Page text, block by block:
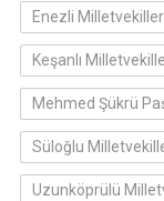
Enezli
Keşanlı
Mehmed Şükrü
Süloğlu
Uzunköprülü